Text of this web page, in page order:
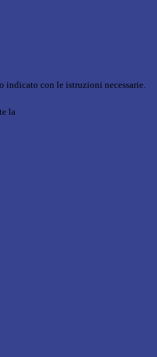
indicato con le istruzioni necessarie.
la